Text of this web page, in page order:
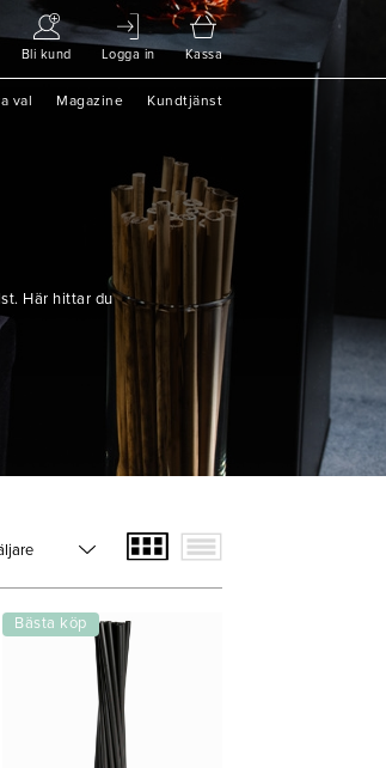
Bli kund Logga in Kassa
val Magazine Kundtjänst
Här hittar du
Bästa köp